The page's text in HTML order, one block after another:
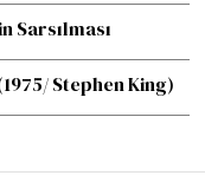
Sarsılması
Stephen King)